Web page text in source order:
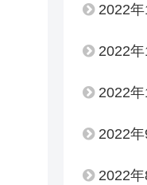
2022年
2022年
2022年
2022年
2022年